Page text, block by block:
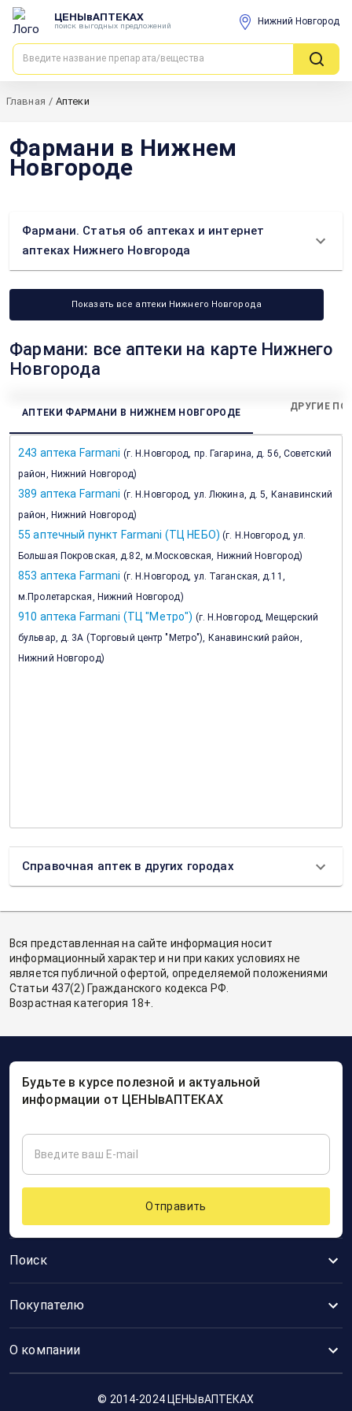
ЦЕНЫвАПТЕКАХ
поиск выгодных предложений Нижний Новгород
Главная / Аптеки
Фармани в Нижнем
Новгороде
Фармани. Статья об аптеках и интернет
аптеках Нижнего Новгорода
Показать все аптеки Нижнего Новгорода
Фармани: все аптеки на карте Нижнего
Новгорода
АПТЕКИ ФАРМАНИ В НИЖНЕМ НОВГОРОДЕ
ДРУГИЕ
243 аптека Farmani (г. Н.Новгород, пр. Гагарина, д. 56, Советский
район, Нижний Новгород)
389 аптека Farmani (г. Н.Новгород, ул. Люкина, д. 5, Канавинский
район, Нижний Новгород)
55 аптечный пункт Farmani (ТЦ НЕБО) (г. Н.Новгород, ул.
Большая Покровская, д.82, м.Московская, Нижний Новгород)
853 аптека Farmani (г. Н.Новгород, ул. Таганская, д.11,
м.Пролетарская, Нижний Новгород)
910 аптека Farmani (ТЦ "Метро") (г. Н.Новгород, Мещерский
бульвар, д. 3А (Торговый центр "Метро"), Канавинский район,
Нижний Новгород)
Справочная аптек в других городах
Вся представленная на сайте информация носит
информационный характер и ни при каких условиях не
является публичной офертой, определяемой положениями
Статьи 437(2) Гражданского кодекса РФ.
Возрастная категория 18+.
Поиск
Покупателю
О компании
Будьте в курсе полезной и актуальной
информации от ЦЕНЫвАПТЕКАХ
Отправить
© 2014-2024 ЦЕНЫвАПТЕКАХ